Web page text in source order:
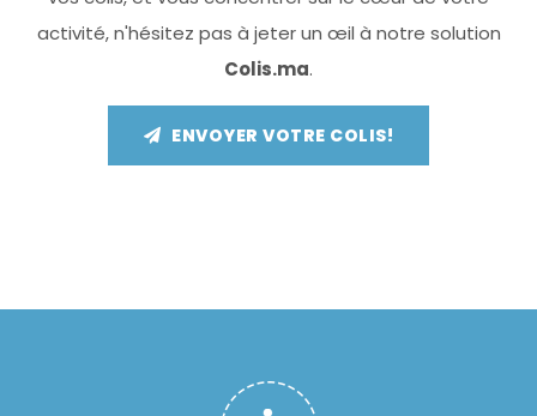
activité, n'hésitez pas à jeter un œil à notre solution
Colis.ma.
ENVOYER VOTRE COLIS!